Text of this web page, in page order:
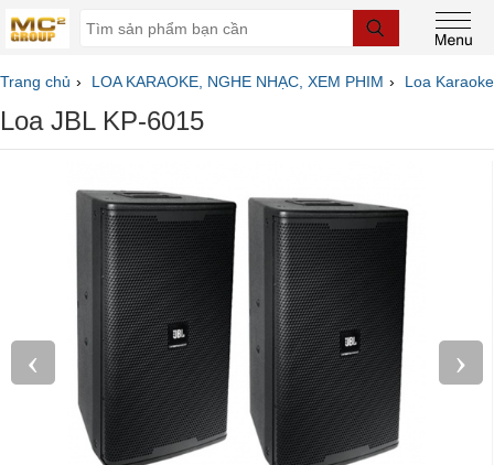
Trang chủ LOA KARAOKE, NGHE NHẠC, XEM PHIM Loa Karaoke
Loa JBL KP-6015
‹ ›